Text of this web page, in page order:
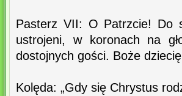
Pasterz VII: O Patrzcie! Do
ustrojeni, w koronach na
dostojnych gości. Boże
Kolęda: „Gdy się Chrystus